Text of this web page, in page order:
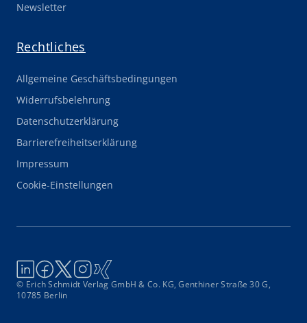
Newsletter
Rechtliches
Allgemeine Geschäftsbedingungen
Widerrufsbelehrung
Datenschutzerklärung
Barrierefreiheitserklärung
Impressum
Cookie-Einstellungen
© Erich Schmidt Verlag GmbH & Co. KG, Genthiner Straße 30 G,
10785 Berlin